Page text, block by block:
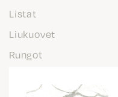
Listat
Liukuovet
Rungot